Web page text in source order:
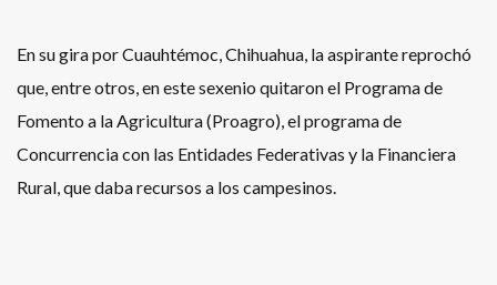
En su gira por Cuauhtémoc, Chihuahua, la aspirante reprochó
que, entre otros, en este sexenio quitaron el Programa de
Fomento a la Agricultura (Proagro), el programa de
Concurrencia con las Entidades Federativas y la Financiera
Rural, que daba recursos a los campesinos.